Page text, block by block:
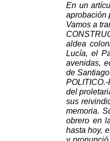
En un
aprobación
Vamos a
aldea
Lucía, el
avenidas,
de
del
sus
memoria.
obrero en
hasta hoy,